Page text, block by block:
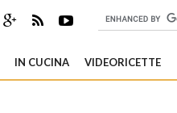
IN CUCINA VIDEORICETTE